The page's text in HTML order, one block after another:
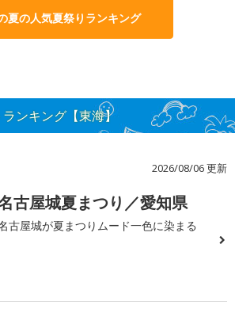
夏の人気夏祭りランキング
ンキング【東海】
2026/08/06 更新
古屋城夏まつり／愛知県
古屋城が夏まつりムード一色に染まる